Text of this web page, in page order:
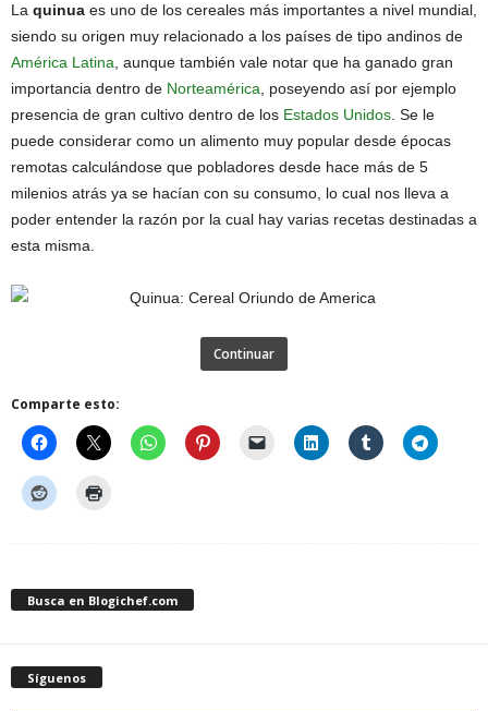
La quinua es uno de los cereales más importantes a nivel mundial,
siendo su origen muy relacionado a los países de tipo andinos de
América Latina , aunque también vale notar que ha ganado gran
importancia dentro de Norteamérica , poseyendo así por ejemplo
presencia de gran cultivo dentro de los Estados Unidos . Se le
puede considerar como un alimento muy popular desde épocas
remotas calculándose que pobladores desde hace más de 5
milenios atrás ya se hacían con su consumo, lo cual nos lleva a
poder entender la razón por la cual hay varias recetas destinadas a
esta misma.
Continuar
Comparte esto:
Busca en Blogichef.com
Síguenos